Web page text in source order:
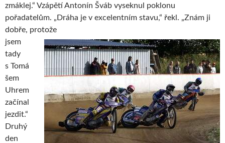
zmáklej.“ Vzápětí Antonín Šváb vyseknul poklonu
pořadatelům. „Dráha je v excelentním stavu,“ řekl. „Znám ji
dobře, protože
jsem
tady
s Tomá
šem
Uhrem
začínal
jezdit.“
Druhý
den